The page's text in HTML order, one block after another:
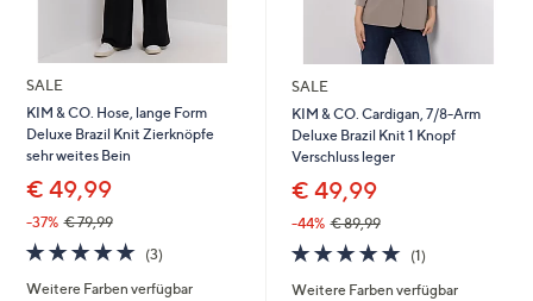
SALE
KIM & CO. Hose, lange Form
Deluxe Brazil Knit Zierknöpfe
sehr weites Bein
€ 49,99
-37% € 79,99
5.0
von
5
(3)
Weitere Farben verfügbar
SALE
KIM & CO. Cardigan, 7/8-Arm
Deluxe Brazil Knit 1 Knopf
Verschluss leger
€ 49,99
-44% € 89,99
5.0
von
5
(1)
Weitere Farben verfügbar